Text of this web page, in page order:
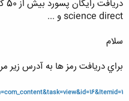
science direct و ...
سلام
براي دريافت رمز ها به آدرس زير